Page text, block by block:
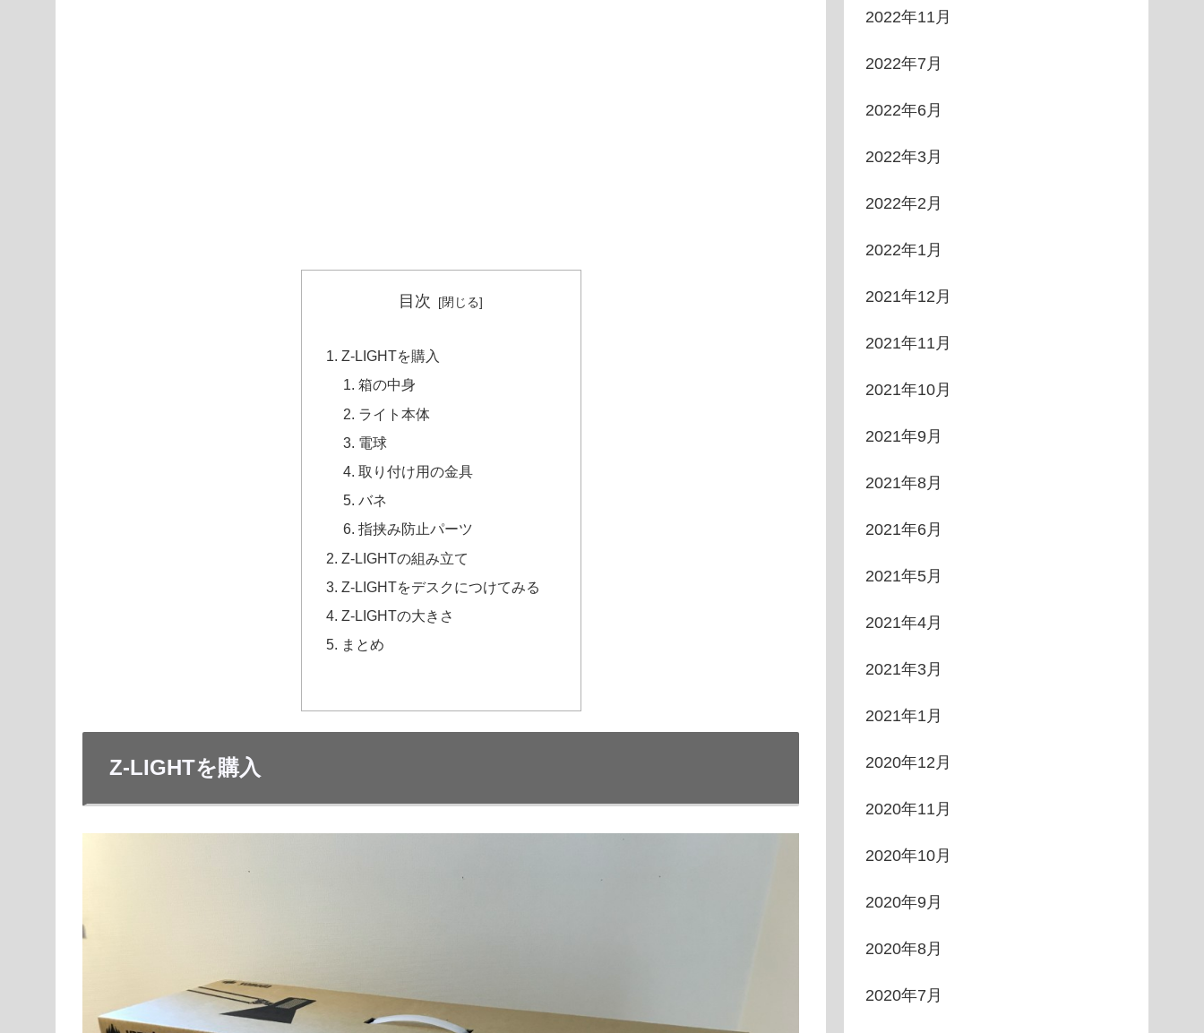
目次
Z-LIGHTを購入
箱の中身
ライト本体
電球
取り付け用の金具
バネ
指挟み防止パーツ
Z-LIGHTの組み立て
Z-LIGHTをデスクにつけてみる
Z-LIGHTの大きさ
まとめ
Z-LIGHTを購入
2022年11月
2022年7月
2022年6月
2022年3月
2022年2月
2022年1月
2021年12月
2021年11月
2021年10月
2021年9月
2021年8月
2021年6月
2021年5月
2021年4月
2021年3月
2021年1月
2020年12月
2020年11月
2020年10月
2020年9月
2020年8月
2020年7月